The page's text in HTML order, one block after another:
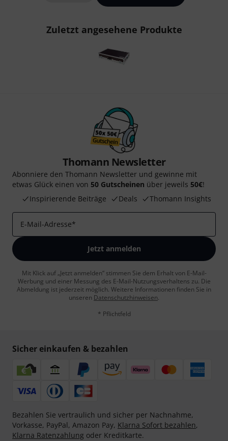
Zuletzt angesehene Produkte
Thomann Newsletter
Abonniere den Thomann Newsletter und gewinne mit
etwas Glück einen von 50 Gutscheinen über jeweils 50€!
Inspirierende Beiträge
Deals Thomann Insights
E-Mail-Adresse*
Jetzt anmelden
Mit Klick auf „Jetzt anmelden“ stimmen Sie dem Erhalt von E-Mail-
Werbung und einer Messung des E-Mail-Nutzungsverhaltens zu. Die
Abmeldung ist jederzeit möglich. Weitere Informationen finden Sie in
unseren Datenschutzhinweisen.
* Pflichtfeld
Sicher einkaufen & bezahlen
Bezahlen Sie vertraulich und sicher per Nachnahme,
Vorkasse, PayPal, Amazon Pay, Klarna Sofort bezahlen,
Klarna Ratenzahlung oder Kreditkarte.